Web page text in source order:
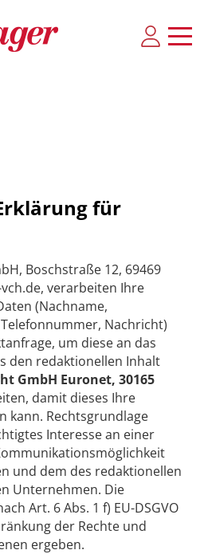
für
Boschstraße 12, 69469
verarbeiten Ihre
(Nachname,
Nachricht)
um diese an das
den redaktionellen Inhalt
GmbH Euronet, 30165
damit dieses Ihre
kann. Rechtsgrundlage
Interesse an einer
und dem des redaktionellen
Unternehmen. Die
Art. 6 Abs. 1 f) EU-DSGVO
der Rechte und
ergeben.